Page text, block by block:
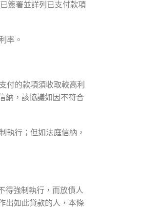
簽署並詳列已支付款項
率。
付的款項須收取較高利
納，該協議如因不符合
執行；但如法庭信納，
得強制執行，而放債人
出如此貸款的人，本條